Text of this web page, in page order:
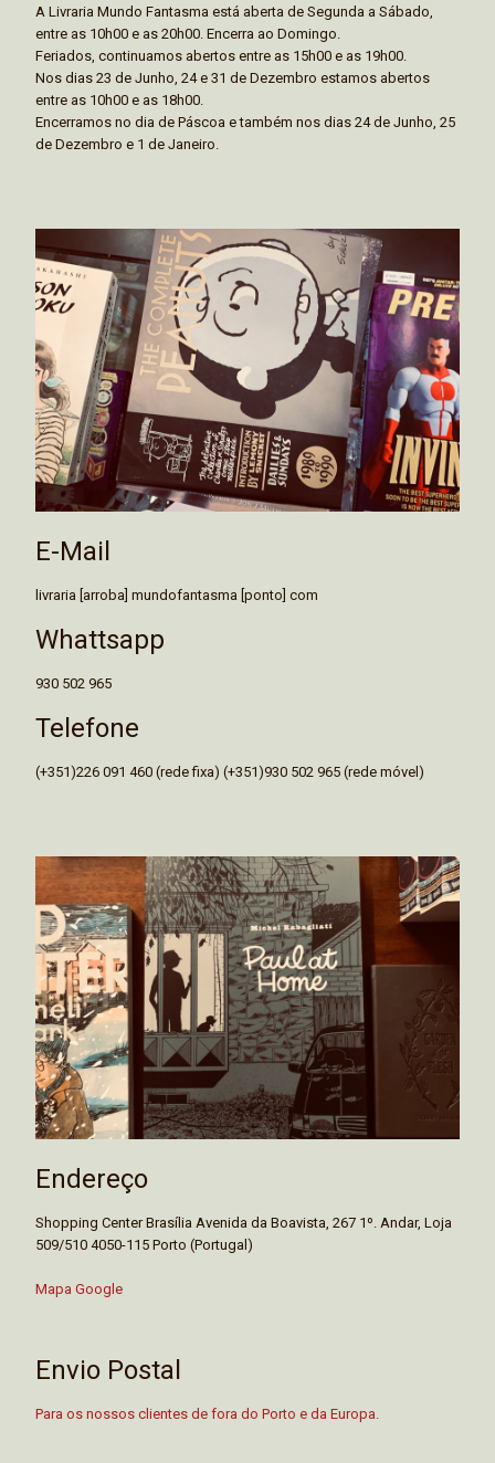
A Livraria Mundo Fantasma está aberta de Segunda a Sábado,
entre as 10h00 e as 20h00. Encerra ao Domingo.
Feriados, continuamos abertos entre as 15h00 e as 19h00.
Nos dias 23 de Junho, 24 e 31 de Dezembro estamos abertos
entre as 10h00 e as 18h00.
Encerramos no dia de Páscoa e também nos dias 24 de Junho, 25
de Dezembro e 1 de Janeiro.
E-Mail
livraria [arroba] mundofantasma [ponto] com
Whattsapp
930 502 965
Telefone
(+351)226 091 460 (rede fixa) (+351)930 502 965 (rede móvel)
Endereço
Shopping Center Brasília Avenida da Boavista, 267 1º. Andar, Loja
509/510 4050-115 Porto (Portugal)
Mapa Google
Envio Postal
Para os nossos clientes de fora do Porto e da Europa.